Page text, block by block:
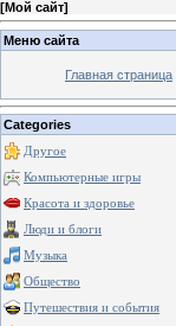
[Мой сайт]
Меню сайта
Главная страница
Categories
Другое
Компьютерные игры
Красота и здоровье
Люди и блоги
Музыка
Общество
Путешествия и события